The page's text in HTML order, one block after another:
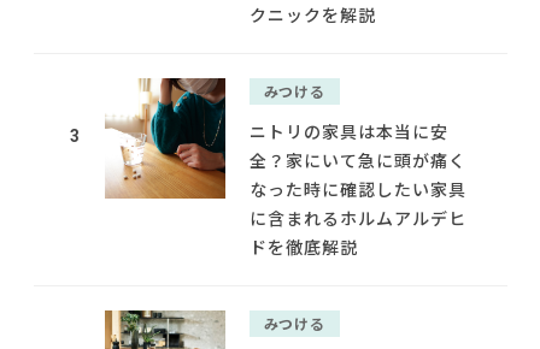
クニックを解説
3
みつける
ニトリの家具は本当に安
全？家にいて急に頭が痛く
なった時に確認したい家具
に含まれるホルムアルデヒ
ドを徹底解説
みつける